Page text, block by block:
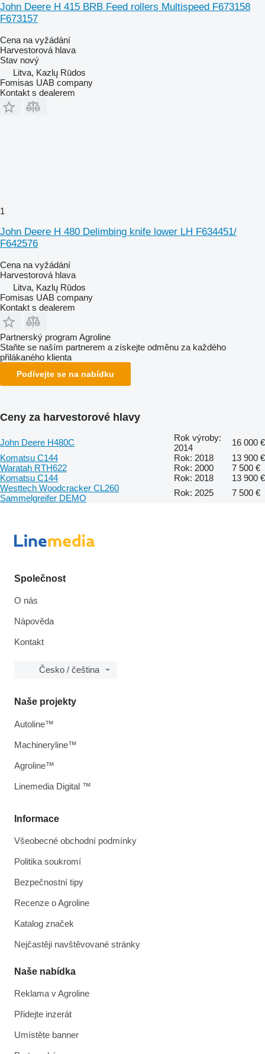
John Deere H 415 BRB Feed rollers Multispeed F673158
F673157
Cena na vyžádání
Harvestorová hlava
Stav nový
Litva, Kazlų Rūdos
Fomisas UAB company
Kontakt s dealerem
1
John Deere H 480 Delimbing knife lower LH F634451/
F642576
Cena na vyžádání
Harvestorová hlava
Litva, Kazlų Rūdos
Fomisas UAB company
Kontakt s dealerem
Partnerský program Agroline
Staňte se naším partnerem a získejte odměnu za každého
přilákaného klienta
Podívejte se na nabídku
Ceny za harvestorové hlavy
John Deere H480C
Rok výroby:
2014
16 000 €
Komatsu C144
Rok: 2018
13 900 €
Waratah RTH622
Rok: 2000
7 500 €
Komatsu C144
Rok: 2018
13 900 €
Westtech Woodcracker CL260
Sammelgreifer DEMO
Rok: 2025 7 500 €
Společnost
O nás
Nápověda
Kontakt
Česko / čeština
Informace
Všeobecné obchodní podmínky
Politika soukromí
Bezpečnostní tipy
Recenze o Agroline
Katalog značek
Nejčastěji navštěvované stránky
Naše nabídka
Reklama v Agroline
Přidejte inzerát
Umístěte banner
Naše projekty
Autoline™
Machineryline™
Agroline™
Linemedia Digital ™